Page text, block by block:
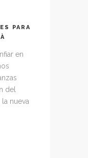
PARA
en
del
la nueva